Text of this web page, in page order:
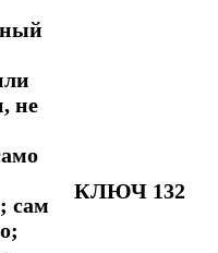
не
сам
КЛЮЧ 132